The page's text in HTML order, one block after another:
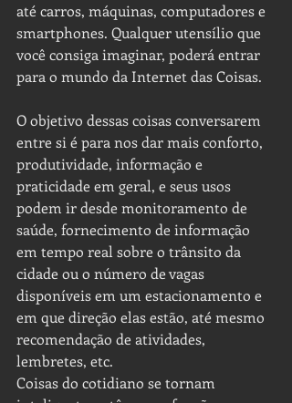
até carros, máquinas, computadores e
smartphones. Qualquer utensílio que
você consiga imaginar, poderá entrar
para o mundo da Internet das Coisas.
O objetivo dessas coisas conversarem
entre si é para nos dar mais conforto,
produtividade, informação e
praticidade em geral, e seus usos
podem ir desde monitoramento de
saúde, fornecimento de informação
em tempo real sobre o trânsito da
cidade ou o número de vagas
disponíveis em um estacionamento e
em que direção elas estão, até mesmo
recomendação de atividades,
lembretes, etc.
Coisas do cotidiano se tornam